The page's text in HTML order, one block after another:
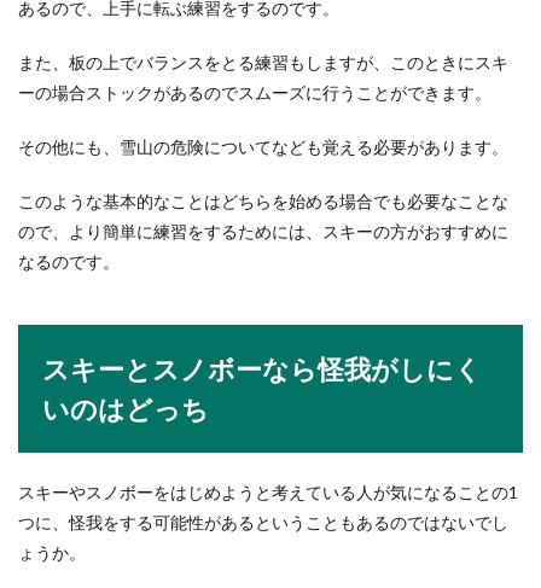
あるので、上手に転ぶ練習をするのです。
また、板の上でバランスをとる練習もしますが、このときにスキ
ーの場合ストックがあるのでスムーズに行うことができます。
その他にも、雪山の危険についてなども覚える必要があります。
このような基本的なことはどちらを始める場合でも必要なことな
ので、より簡単に練習をするためには、スキーの方がおすすめに
なるのです。
スキーとスノボーなら怪我がしにく
いのはどっち
スキーやスノボーをはじめようと考えている人が気になることの1
つに、怪我をする可能性があるということもあるのではないでし
ょうか。